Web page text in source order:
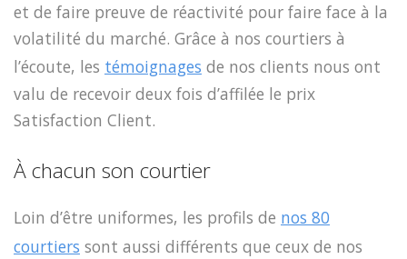
et de faire preuve de réactivité pour faire face à la
volatilité du marché. Grâce à nos courtiers à
l’écoute, les témoignages de nos clients nous ont
valu de recevoir deux fois d’affilée le prix
Satisfaction Client.
À chacun son courtier
Loin d’être uniformes, les profils de nos 80
courtiers sont aussi différents que ceux de nos